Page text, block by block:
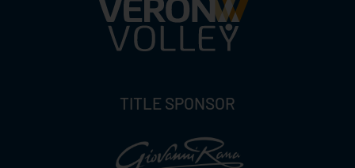
TITLE SPONSOR